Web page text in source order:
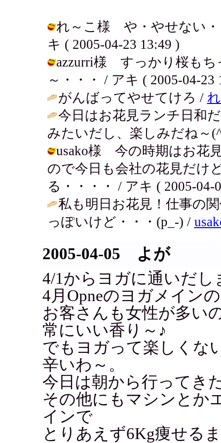
れ～こ様 や・やせない・
キ ( 2005-04-23 13:49 )
azzurri様 すっかり桜もち
～・・・ / アキ ( 2005-04-23
がんばってやせてけろ /
今日はお花見ランチ日和
みたいだし、楽しみだね～
usako様 今の時期はお花
ので今日も会社の花見だけ
る・・・・ / アキ ( 2005-04-
私も明日お花見！仕事の
っぽいけど・・・(p_-) /
2005-04-05 よが
4/1からヨガに通いだし
4月Opneのヨガメイン
お客さんも女性が多い
常にいい香り～♪
でもヨガって楽しくな
辛いわ～。
今日は朝から行ってき
その他にもマシンとか
インで
とりあえず6Kg痩せる